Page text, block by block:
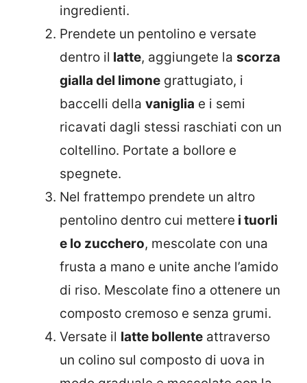
ingredienti.
Prendete un pentolino e versate
dentro il latte, aggiungete la scorza
gialla del limone grattugiato, i
baccelli della vaniglia e i semi
ricavati dagli stessi raschiati con un
coltellino. Portate a bollore e
spegnete.
Nel frattempo prendete un altro
pentolino dentro cui mettere i tuorli
e lo zucchero, mescolate con una
frusta a mano e unite anche l’amido
di riso. Mescolate fino a ottenere un
composto cremoso e senza grumi.
Versate il latte bollente attraverso
un colino sul composto di uova in